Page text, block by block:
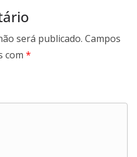
será publicado. Campos
com *